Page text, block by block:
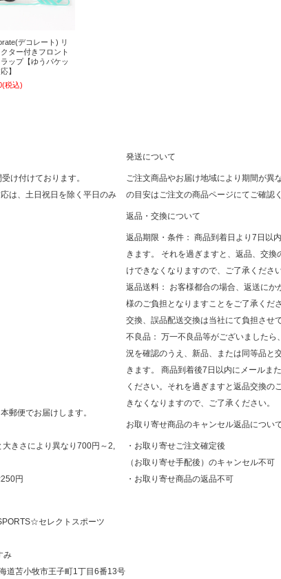
デコレート) リ
ター付きフロント
ップ【ゆうパケッ
】
(税込)
け付けております。
は、土日祝日を除く平日のみ
郵便でお届けします。
きさにより異なり700円～2,
円
発送について
ご注文商品やお届け地域により期間が異
の目安はご注文の商品ページにてご確認
返品・交換について
返品期限・条件： 商品到着日より7日以
きます。 それを過ぎますと、返品、交換
けできなくなりますので、ご了承ください
返品送料： お客様都合の場合、返送にか
様のご負担となりますことをご了承くだ
交換、誤品配送交換は当社にて負担させ
不良品： 万一不良品等がございましたら
況を確認のうえ、新品、または同等品と
きます。 商品到着後7日以内にメールま
ください。それを過ぎますと返品交換の
きなくなりますので、ご了承ください。
お取り寄せ商品のキャンセル返品につい
・お取り寄せご注文確定後
（お取り寄せ手配後）のキャンセル不可
・お取り寄せ商品の返品不可
セレクトスポーツ
み
道苫小牧市王子町1丁目6番13号